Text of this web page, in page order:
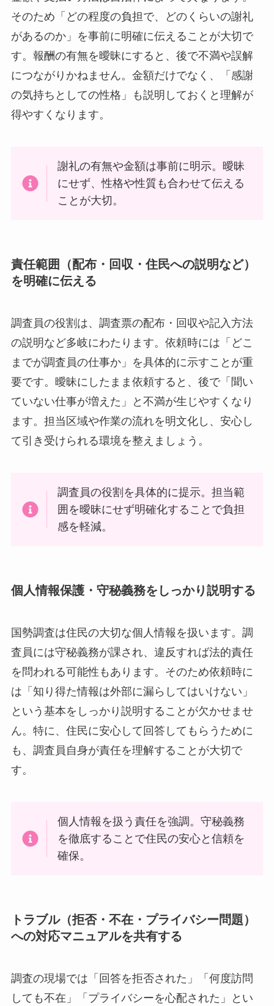
そのため「どの程度の負担で、どのくらいの謝礼
があるのか」を事前に明確に伝えることが大切で
す。報酬の有無を曖昧にすると、後で不満や誤解
につながりかねません。金額だけでなく、「感謝
の気持ちとしての性格」も説明しておくと理解が
得やすくなります。
謝礼の有無や金額は事前に明示。曖昧
にせず、性格や性質も合わせて伝える
ことが大切。
責任範囲（配布・回収・住民への説明など）
を明確に伝える
調査員の役割は、調査票の配布・回収や記入方法
の説明など多岐にわたります。依頼時には「どこ
までが調査員の仕事か」を具体的に示すことが重
要です。曖昧にしたまま依頼すると、後で「聞い
ていない仕事が増えた」と不満が生じやすくなり
ます。担当区域や作業の流れを明文化し、安心し
て引き受けられる環境を整えましょう。
調査員の役割を具体的に提示。担当範
囲を曖昧にせず明確化することで負担
感を軽減。
個人情報保護・守秘義務をしっかり説明する
国勢調査は住民の大切な個人情報を扱います。調
査員には守秘義務が課され、違反すれば法的責任
を問われる可能性もあります。そのため依頼時に
は「知り得た情報は外部に漏らしてはいけない」
という基本をしっかり説明することが欠かせませ
ん。特に、住民に安心して回答してもらうために
も、調査員自身が責任を理解することが大切で
す。
個人情報を扱う責任を強調。守秘義務
を徹底することで住民の安心と信頼を
確保。
トラブル（拒否・不在・プライバシー問題）
への対応マニュアルを共有する
調査の現場では「回答を拒否された」「何度訪問
しても不在」「プライバシーを心配された」とい